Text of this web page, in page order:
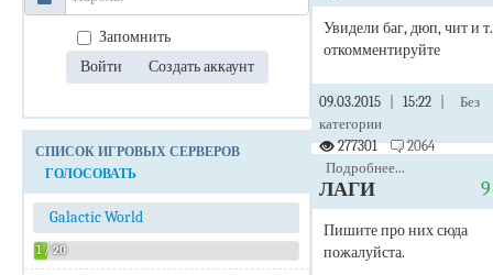
Запомнить
СПИСОК ИГРОВЫХ СЕРВЕРОВ
ГОЛОСОВАТЬ
Galactic World
1 / 20
Увидели баг, дюп, чит и
откомментируйте
09.03.2015 15:22
Без
категории
277301
2064
Подробнее...
ЛАГИ
Пишите про них сюда
пожалуйста.